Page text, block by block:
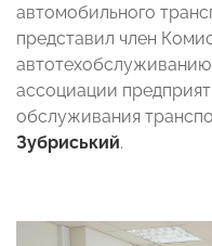
автомобильного
представил член
ассоциации
обслуживания
Зубриський.